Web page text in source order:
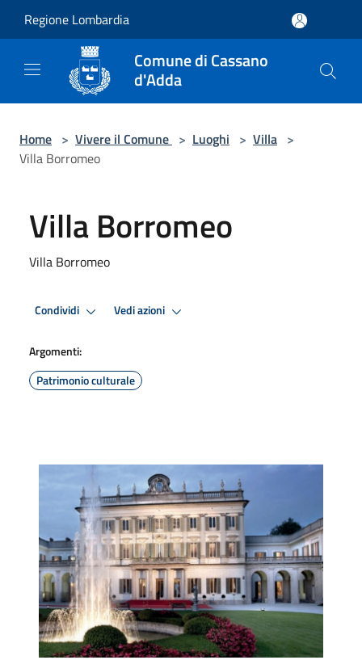
Regione Lombardia
Comune di Cassano
d'Adda
Home > Vivere il Comune > Luoghi > Villa >
Villa Borromeo
Villa Borromeo
Villa Borromeo
Condividi Vedi azioni
Argomenti:
Patrimonio culturale